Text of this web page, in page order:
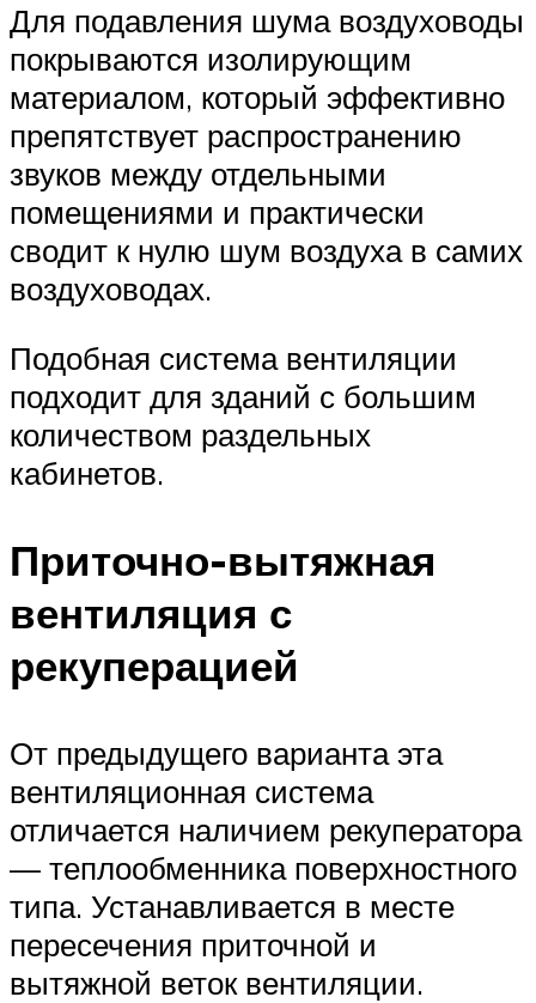
Для подавления шума воздуховоды
покрываются изолирующим
материалом, который эффективно
препятствует распространению
звуков между отдельными
помещениями и практически
сводит к нулю шум воздуха в самих
воздуховодах.
Подобная система вентиляции
подходит для зданий с большим
количеством раздельных
кабинетов.
Приточно-вытяжная
вентиляция с
рекуперацией
От предыдущего варианта эта
вентиляционная система
отличается наличием рекуператора
— теплообменника поверхностного
типа. Устанавливается в месте
пересечения приточной и
вытяжной веток вентиляции.